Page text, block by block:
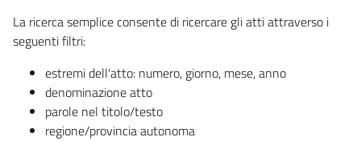
La ricerca semplice consente di ricercare gli atti attraverso i
seguenti filtri:
estremi dell'atto: numero, giorno, mese, anno
denominazione atto
parole nel titolo/testo
regione/provincia autonoma